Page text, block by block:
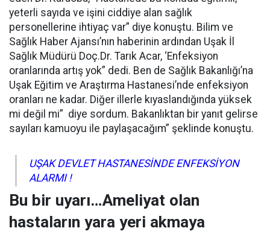
yeterli sayıda ve işini ciddiye alan sağlık
personellerine ihtiyaç var” diye konuştu. Bilim ve
Sağlık Haber Ajansı’nın haberinin ardından Uşak İl
Sağlık Müdürü Doç.Dr. Tarık Acar, ‘Enfeksiyon
oranlarında artış yok” dedi. Ben de Sağlık Bakanlığı’na
Uşak Eğitim ve Araştırma Hastanesi’nde enfeksiyon
oranları ne kadar. Diğer illerle kıyaslandığında yüksek
mi değil mi” diye sordum. Bakanlıktan bir yanıt gelirse
sayıları kamuoyu ile paylaşacağım” şeklinde konuştu.
UŞAK DEVLET HASTANESİNDE ENFEKSİYON
ALARMI !
Bu bir uyarı…Ameliyat olan
hastaların yara yeri akmaya